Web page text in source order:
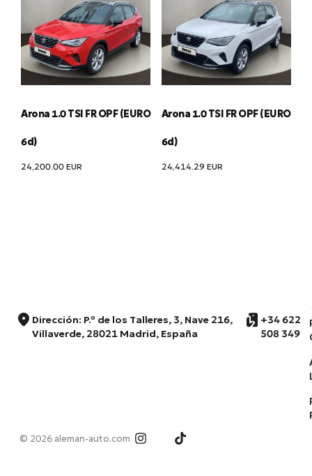
Arona 1.0 TSI FR OPF (EURO
6d)
24,200.00 EUR
Arona 1.0 TSI FR OPF (EURO
6d)
24,414.29 EUR
Dirección: P.º de los Talleres, 3, Nave 216,
Villaverde, 28021 Madrid, España
+34 622
508 349
© 2026 aleman-auto.com